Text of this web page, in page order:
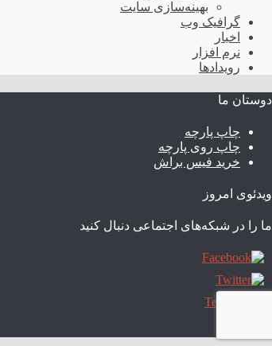
بهینه‌سازی سایت
گرافیک وب
اخبار
نرم افزار
رویدادها
دوستان ما
چاپ پارچه
چاپ روی پارچه
خرید فیس براش
ویدئوی امروز
ما را در شبکه‌های اجتماعی دنبال کنید